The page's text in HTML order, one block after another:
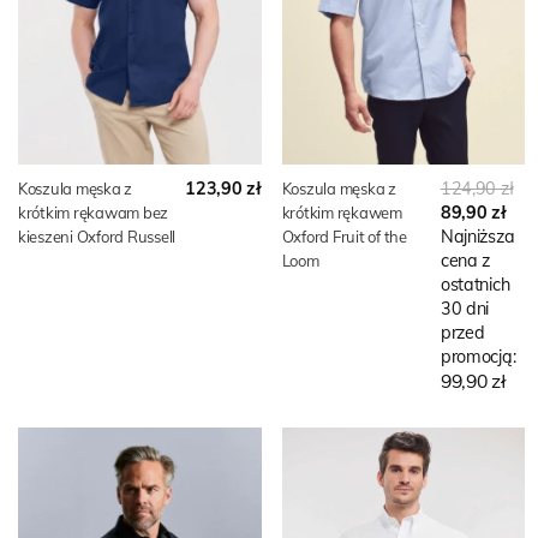
Koszula męska z
krótkim rękawam bez
kieszeni Oxford Russell
123,90 zł
Koszula męska z
krótkim rękawem
Oxford Fruit of the
Loom
124,90 zł
89,90 zł
Najniższa
cena z
ostatnich
30 dni
przed
promocją:
99,90 zł